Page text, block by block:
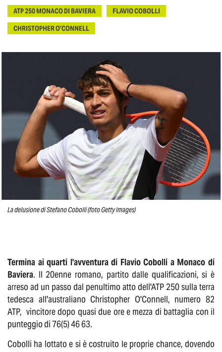
ATP 250 MONACO DI BAVIERA
FLAVIO COBOLLI
CHRISTOPHER O’CONNELL
La delusione di Stefano Cobolli (foto Getty Images)
Termina ai quarti l'avventura di Flavio Cobolli a Monaco di
Baviera. Il 20enne romano, partito dalle qualificazioni, si è
arreso ad un passo dal penultimo atto dell'ATP 250 sulla terra
tedesca all'australiano Christopher O'Connell, numero 82
ATP, vincitore dopo quasi due ore e mezza di battaglia con il
punteggio di 76(5) 46 63.
Cobolli ha lottato e si è costruito le proprie chance, dovendo